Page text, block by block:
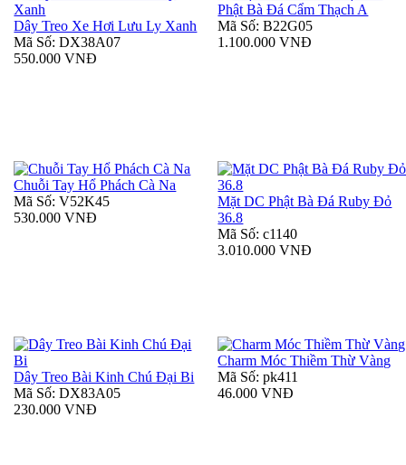
Dây Treo Xe Hơi Lưu Ly Xanh
Mã Số: DX38A07
550.000 VNĐ
Phật Bà Đá Cẩm Thạch A
Mã Số: B22G05
1.100.000 VNĐ
Chuỗi Tay Hổ Phách Cà Na
Mã Số: V52K45
530.000 VNĐ
Mặt DC Phật Bà Đá Ruby Đỏ
36.8
Mã Số: c1140
3.010.000 VNĐ
Dây Treo Bài Kinh Chú Đại Bi
Mã Số: DX83A05
230.000 VNĐ
Charm Móc Thiềm Thừ Vàng
Mã Số: pk411
46.000 VNĐ